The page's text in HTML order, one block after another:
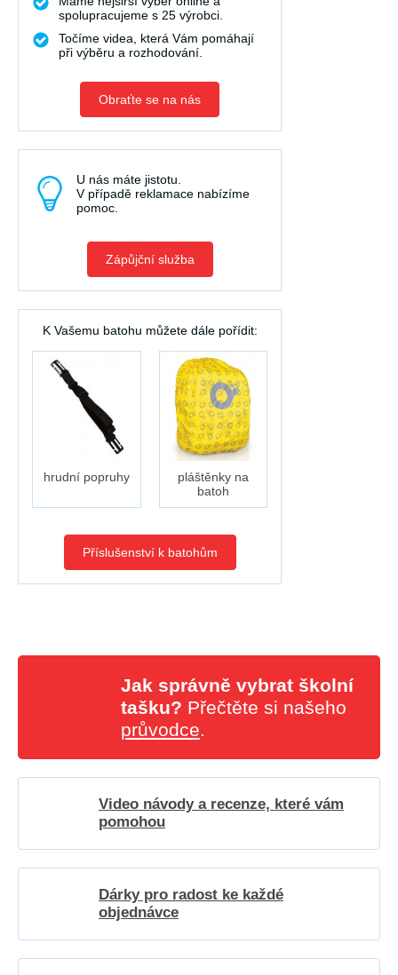
spolupracujeme s 25 výrobci.
Točíme videa, která Vám pomáhají
při výběru a rozhodování.
Obraťte se na nás
U nás máte jistotu.
V případě reklamace nabízíme
pomoc.
Zápůjční služba
K Vašemu batohu můžete dále pořídit:
hrudní popruhy
pláštěnky na
batoh
Příslušenství k batohům
Jak správně vybrat školní
tašku? Přečtěte si našeho
průvodce.
Video návody a recenze, které vám
pomohou
Dárky pro radost ke každé
objednávce